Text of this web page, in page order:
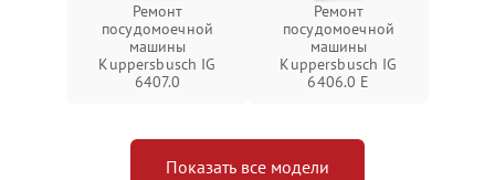
Ремонт
посудомоечной
машины
Kuppersbusch IG
6407.0
Ремонт
посудомоечной
машины
Kuppersbusch IG
6406.0 E
Показать все модели